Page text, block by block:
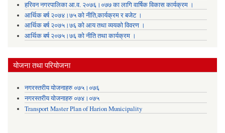
हरिवन नगरपालिका आ‍.व. २०७६।०७७ का लागि वार्षिक विकास कार्यक्रम ।
आर्थिक बर्ष २०७४।७५ को नीति,कार्यक्रम र बजेट ।
आर्थिक बर्ष २०७५।७६ को आय तथा व्ययकाे विवरण ।
आर्थिक बर्ष २०७५।७६ को नीति तथा कार्यक्रम ।
योजना तथा परियोजना
नगरस्तरीय योजनाहरु ०७५।०७६
नगरस्तरीय योजनाहरु ०७४।०७५
Transport Master Plan of Harion Municipality